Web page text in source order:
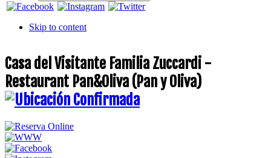
Skip to content
Casa del Visitante Familia Zuccardi -
Restaurant Pan&Oliva (Pan y Oliva)